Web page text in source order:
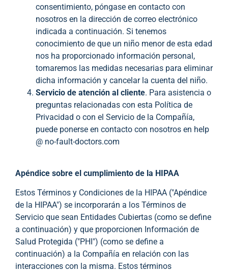
consentimiento, póngase en contacto con
nosotros en la dirección de correo electrónico
indicada a continuación. Si tenemos
conocimiento de que un niño menor de esta edad
nos ha proporcionado información personal,
tomaremos las medidas necesarias para eliminar
dicha información y cancelar la cuenta del niño.
Servicio de atención al cliente. Para asistencia o
preguntas relacionadas con esta Política de
Privacidad o con el Servicio de la Compañía,
puede ponerse en contacto con nosotros en help
@ no-fault-doctors.com
Apéndice sobre el cumplimiento de la HIPAA
Estos Términos y Condiciones de la HIPAA ("Apéndice
de la HIPAA") se incorporarán a los Términos de
Servicio que sean Entidades Cubiertas (como se define
a continuación) y que proporcionen Información de
Salud Protegida ("PHI") (como se define a
continuación) a la Compañía en relación con las
interacciones con la misma. Estos términos